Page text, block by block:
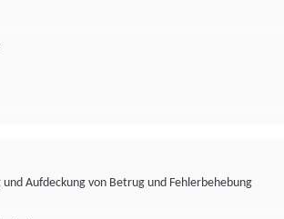
Aufdeckung von Betrug und Fehlerbehebung